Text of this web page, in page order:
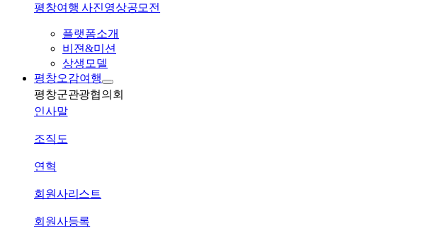
평창여행 사진영상공모전
플랫폼소개
비젼&미션
상생모델
평창오감여행
평창군관광협의회
인사말
조직도
연혁
회원사리스트
회원사등록